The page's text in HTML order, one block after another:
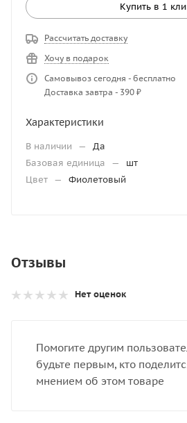
Купить в 1
Рассчитать доставку
Хочу в подарок
Самовывоз сегодня - бесплатно
Доставка завтра - 390 ₽
Характеристики
В наличии —
Да
Базовая единица
—
шт
Цвет — Фиолетовый
Отзывы
Нет оценок
Помогите другим
будьте первым, кто
мнением об этом товаре